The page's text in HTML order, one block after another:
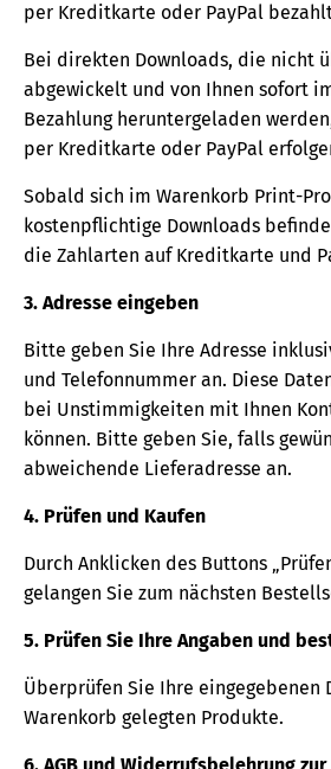
per Kreditkarte oder PayPal
Bei direkten Downloads, die nicht
abgewickelt und von Ihnen sofort
Bezahlung heruntergeladen
per Kreditkarte oder PayPal
Sobald sich im Warenkorb Print-
kostenpflichtige Downloads
die Zahlarten auf Kreditkarte und
3. Adresse eingeben
Bitte geben Sie Ihre Adresse
und Telefonnummer an. Diese
bei Unstimmigkeiten mit Ihnen
können. Bitte geben Sie, falls
abweichende Lieferadresse an.
4. Prüfen und Kaufen
Durch Anklicken des Buttons
gelangen Sie zum nächsten
5. Prüfen Sie Ihre Angaben und
Überprüfen Sie Ihre eingegebenen
Warenkorb gelegten Produkte.